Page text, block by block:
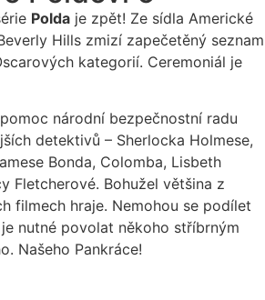
Polda je zpět! Ze sídla Americké
Hills zmizí zapečetěný seznam
kategorií. Ceremoniál je
národní bezpečnostní radu
detektivů – Sherlocka Holmese,
Bonda, Colomba, Lisbeth
Fletcherové. Bohužel většina z
filmech hraje. Nemohou se podílet
nutné povolat někoho stříbrným
Našeho Pankráce!